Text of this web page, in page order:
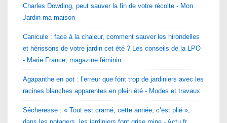
Charles Dowding, peut sauver la fin de votre récolte - Mon
Jardin ma maison
Canicule : face à la chaleur, comment sauver les hirondelles
et hérissons de votre jardin cet été ? Les conseils de la LPO
- Marie France, magazine féminin
Agapanthe en pot : l’erreur que font trop de jardiniers avec les
racines blanches apparentes en plein été - Modes et travaux
Sécheresse : « Tout est cramé, cette année, c’est plié »,